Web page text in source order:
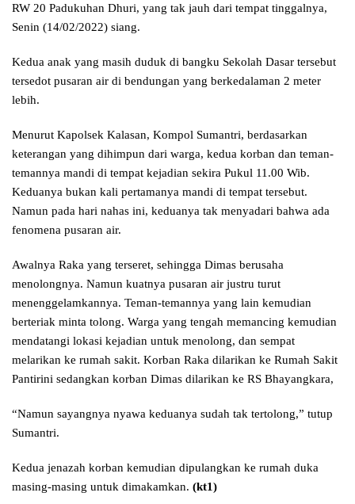
RW 20 Padukuhan Dhuri, yang tak jauh dari tempat tinggalnya,
Senin (14/02/2022) siang.
Kedua anak yang masih duduk di bangku Sekolah Dasar tersebut
tersedot pusaran air di bendungan yang berkedalaman 2 meter
lebih.
Menurut Kapolsek Kalasan, Kompol Sumantri, berdasarkan
keterangan yang dihimpun dari warga, kedua korban dan teman-
temannya mandi di tempat kejadian sekira Pukul 11.00 Wib.
Keduanya bukan kali pertamanya mandi di tempat tersebut.
Namun pada hari nahas ini, keduanya tak menyadari bahwa ada
fenomena pusaran air.
Awalnya Raka yang terseret, sehingga Dimas berusaha
menolongnya. Namun kuatnya pusaran air justru turut
menenggelamkannya. Teman-temannya yang lain kemudian
berteriak minta tolong. Warga yang tengah memancing kemudian
mendatangi lokasi kejadian untuk menolong, dan sempat
melarikan ke rumah sakit. Korban Raka dilarikan ke Rumah Sakit
Pantirini sedangkan korban Dimas dilarikan ke RS Bhayangkara,
“Namun sayangnya nyawa keduanya sudah tak tertolong,” tutup
Sumantri.
Kedua jenazah korban kemudian dipulangkan ke rumah duka
masing-masing untuk dimakamkan. (kt1)